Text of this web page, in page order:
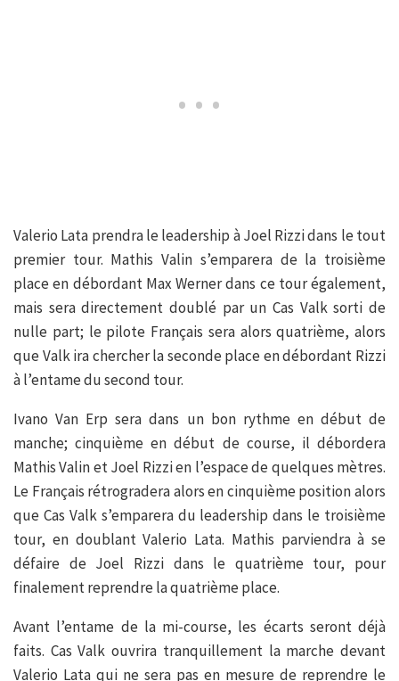
Valerio Lata prendra le leadership à Joel Rizzi dans le tout
premier tour. Mathis Valin s’emparera de la troisième
place en débordant Max Werner dans ce tour également,
mais sera directement doublé par un Cas Valk sorti de
nulle part; le pilote Français sera alors quatrième, alors
que Valk ira chercher la seconde place en débordant Rizzi
à l’entame du second tour.
Ivano Van Erp sera dans un bon rythme en début de
manche; cinquième en début de course, il débordera
Mathis Valin et Joel Rizzi en l’espace de quelques mètres.
Le Français rétrogradera alors en cinquième position alors
que Cas Valk s’emparera du leadership dans le troisième
tour, en doublant Valerio Lata. Mathis parviendra à se
défaire de Joel Rizzi dans le quatrième tour, pour
finalement reprendre la quatrième place.
Avant l’entame de la mi-course, les écarts seront déjà
faits. Cas Valk ouvrira tranquillement la marche devant
Valerio Lata qui ne sera pas en mesure de reprendre le